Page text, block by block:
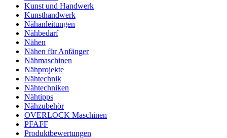
Kunst und Handwerk
Kunsthandwerk
Nähanleitungen
Nähbedarf
Nähen
Nähen für Anfänger
Nähmaschinen
Nähprojekte
Nähtechnik
Nähtechniken
Nähtipps
Nähzubehör
OVERLOCK Maschinen
PFAFF
Produktbewertungen